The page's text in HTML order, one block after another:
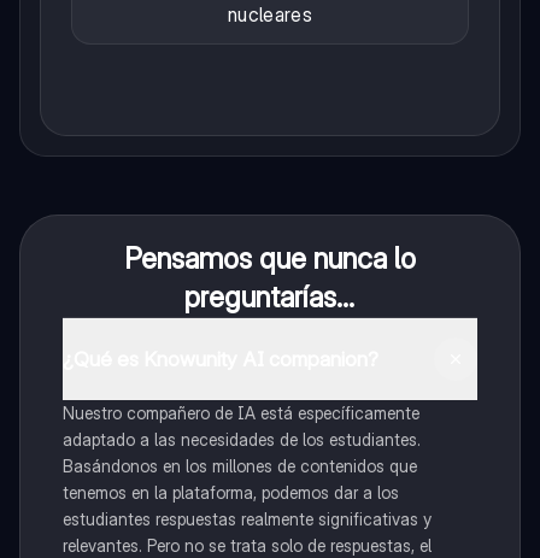
nucleares
Pensamos que nunca lo
preguntarías...
Nuestro compañero de IA está específicamente
adaptado a las necesidades de los estudiantes.
Basándonos en los millones de contenidos que
tenemos en la plataforma, podemos dar a los
estudiantes respuestas realmente significativas y
relevantes. Pero no se trata solo de respuestas, el